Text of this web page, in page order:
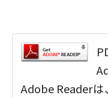
Adobe Reader